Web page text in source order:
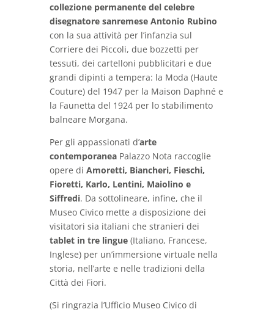
collezione permanente del celebre
disegnatore sanremese Antonio Rubino
con la sua attività per l’infanzia sul
Corriere dei Piccoli, due bozzetti per
tessuti, dei cartelloni pubblicitari e due
grandi dipinti a tempera: la Moda (Haute
Couture) del 1947 per la Maison Daphné e
la Faunetta del 1924 per lo stabilimento
balneare Morgana.
Per gli appassionati d’arte
contemporaneaPalazzo Nota raccoglie
opere di Amoretti, Biancheri, Fieschi,
Fioretti, Karlo, Lentini, Maiolino e
Siffredi. Da sottolineare, infine, che il
Museo Civico mette a disposizione dei
visitatori sia italiani che stranieri dei
tablet in tre lingue(Italiano, Francese,
Inglese) per un’immersione virtuale nella
storia, nell’arte e nelle tradizioni della
Città dei Fiori.
(Si ringrazia l’Ufficio Museo Civico di